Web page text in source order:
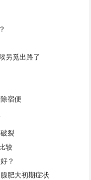
另觅出路了
宿便
裂
较
？
肥大初期症状